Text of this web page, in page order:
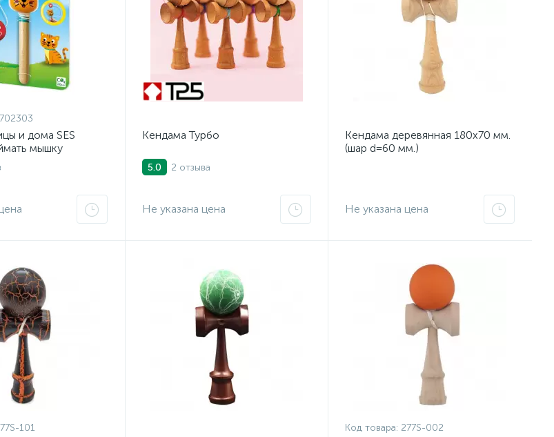
и дома SES
мышку
Кендама Турбо
5.0 2 отзыва
Не указана цена
Кендама деревянная 180x70 мм.
(шар d=60 мм.)
Не указана цена
101 Код товара: 277S-002